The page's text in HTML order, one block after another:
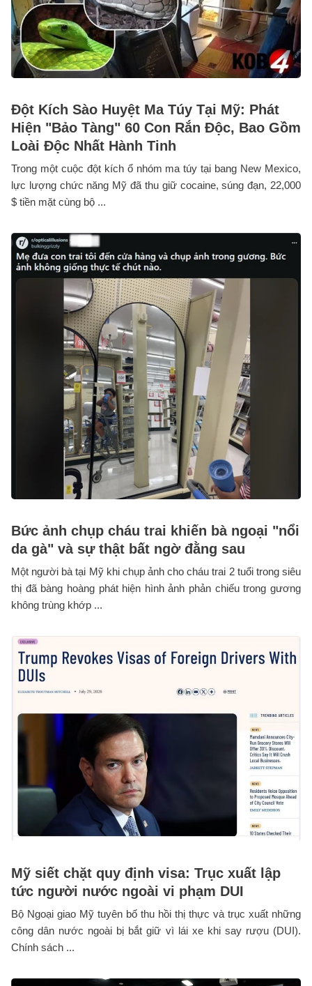
Đột Kích Sào Huyệt Ma Túy Tại Mỹ: Phát
Hiện "Bảo Tàng" 60 Con Rắn Độc, Bao Gồm
Loài Độc Nhất Hành Tinh
Trong một cuộc đột kích ổ nhóm ma túy tại bang New Mexico,
lực lượng chức năng Mỹ đã thu giữ cocaine, súng đạn, 22,000
$ tiền mặt cùng bộ ...
Bức ảnh chụp cháu trai khiến bà ngoại "nổi
da gà" và sự thật bất ngờ đằng sau
Một người bà tại Mỹ khi chụp ảnh cho cháu trai 2 tuổi trong siêu
thị đã bàng hoàng phát hiện hình ảnh phản chiếu trong gương
không trùng khớp ...
Mỹ siết chặt quy định visa: Trục xuất lập
tức người nước ngoài vi phạm DUI
Bộ Ngoại giao Mỹ tuyên bố thu hồi thị thực và trục xuất những
công dân nước ngoài bị bắt giữ vì lái xe khi say rượu (DUI).
Chính sách ...